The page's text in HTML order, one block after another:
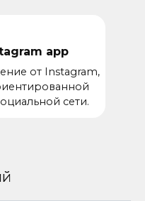
app
от Instagram,
сети.